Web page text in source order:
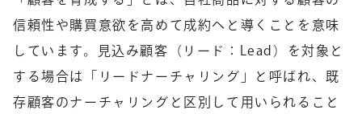
信頼性や購買意欲を高めて成約へと導くことを意味
しています。見込み顧客（リード：Lead）を対象と
する場合は「リードナーチャリング」と呼ばれ、既
存顧客のナーチャリングと区別して用いられること